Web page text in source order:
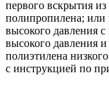
первого вскрытия
полипропилена; или
высокого давления
высокого давления
полиэтилена
с инструкцией по